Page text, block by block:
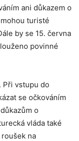
ani důkazem o
turisté
by se 15. června
povinné
Při vstupu do
se očkováním
o
vláda také
na